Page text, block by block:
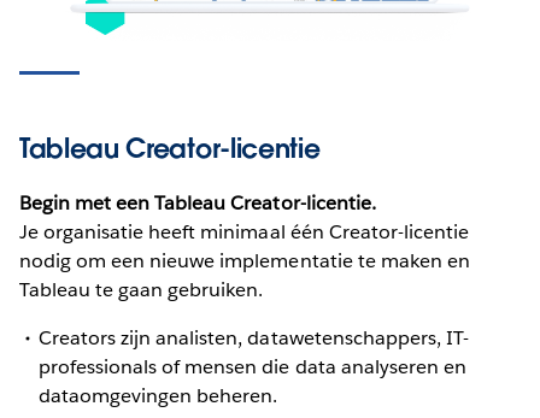
Tableau Creator-licentie
Begin met een Tableau Creator-licentie.
Je organisatie heeft minimaal één Creator-licentie
nodig om een nieuwe implementatie te maken en
Tableau te gaan gebruiken.
Creators zijn analisten, datawetenschappers, IT-
professionals of mensen die data analyseren en
dataomgevingen beheren.